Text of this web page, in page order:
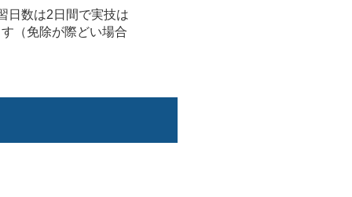
日数は2日間で実技は
（免除が際どい場合